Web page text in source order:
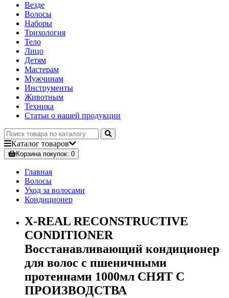
Везде
Волосы
Наборы
Трихология
Тело
Лицо
Детям
Мастерам
Мужчинам
Инструменты
Животным
Техника
Статьи о нашей продукции
Каталог товаров
Корзинапокупок: 0
Главная
Волосы
Уход за волосами
Кондиционер
X-REAL RECONSTRUCTIVE
CONDITIONER
Восстанавливающий кондиционер
для волос с пшеничными
протеинами 1000мл СНЯТ С
ПРОИЗВОДСТВА